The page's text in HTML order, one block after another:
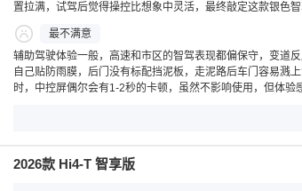
置拉满，试驾后觉得操控比想象中灵活，最终敲定这款银色智
最不满意
辅助驾驶体验一般，高速和市区的智驾表现都偏保守，变道
自己贴防雨膜，后门没有标配挡泥板，走泥路后车门容易溅
时，中控屏偶尔会有1-2秒的卡顿，虽然不影响使用，但体验
2026款 Hi4-T 智享版